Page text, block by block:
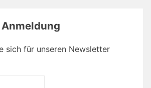
sich für unseren Newsletter